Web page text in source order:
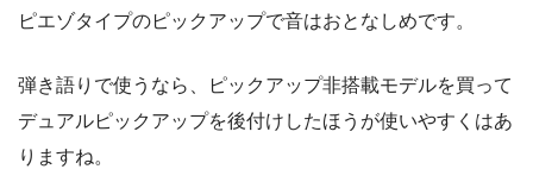
ピエゾタイプのピックアップで音はおとなしめです。
弾き語りで使うなら、ピックアップ非搭載モデルを買って
デュアルピックアップを後付けしたほうが使いやすくはあ
りますね。